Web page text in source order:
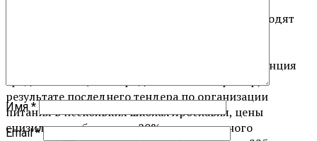
В настоящее время проверки в этой сфере проводят
качеством школьного питания ценовая конкуренция
среди поставщиков продолжается. Например, в
результате последнего тендера по организации
питания в нескольких школах Ярославля, цены
снизились на более чем 20% от изначального
Имя *
Email*